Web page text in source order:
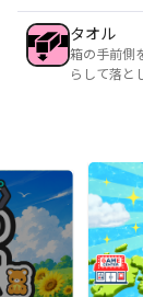
タオル
箱の手前側
らして落と